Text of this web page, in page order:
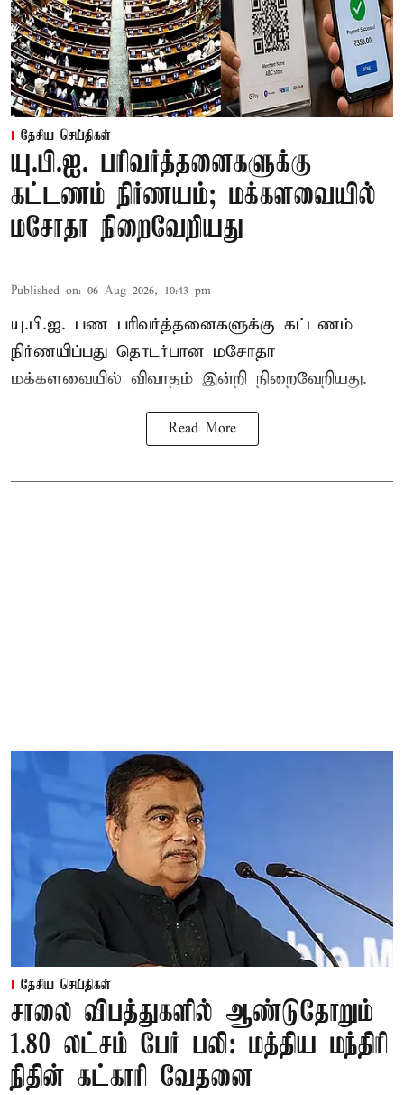
தேசிய செய்திகள்
யு.பி.ஐ. பரிவர்த்தனைகளுக்கு
கட்டணம் நிர்ணயம்; மக்களவையில்
மசோதா நிறைவேறியது
Published on: 06 Aug 2026, 10:43 pm
யு.பி.ஐ. பண பரிவர்த்தனைகளுக்கு கட்டணம்
நிர்ணயிப்பது தொடர்பான மசோதா
மக்களவையில் விவாதம் இன்றி நிறைவேறியது.
Read More
தேசிய செய்திகள்
சாலை விபத்துகளில் ஆண்டுதோறும்
1.80 லட்சம் பேர் பலி: மத்திய மந்திரி
நிதின் கட்காரி வேதனை